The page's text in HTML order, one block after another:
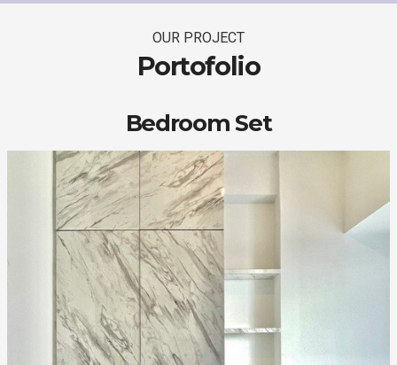
OUR PROJECT
Portofolio
Bedroom Set